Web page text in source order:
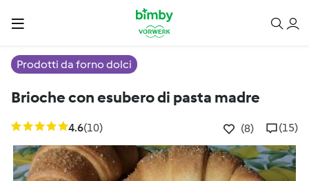
Prodotti da forno dolci
Brioche con esubero di pasta madre
4.6(10) (8) (15)